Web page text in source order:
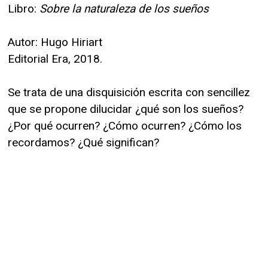
Libro: Sobre la naturaleza de los sueños
Autor: Hugo Hiriart
Editorial Era, 2018.
Se trata de una disquisición escrita con sencillez
que se propone dilucidar ¿qué son los sueños?
¿Por qué ocurren? ¿Cómo ocurren? ¿Cómo los
recordamos? ¿Qué significan?